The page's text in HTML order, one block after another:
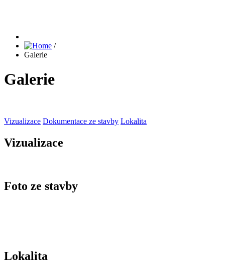
/
Galerie
Galerie
Vizualizace Dokumentace ze stavby Lokalita
Vizualizace
Foto ze stavby
Lokalita